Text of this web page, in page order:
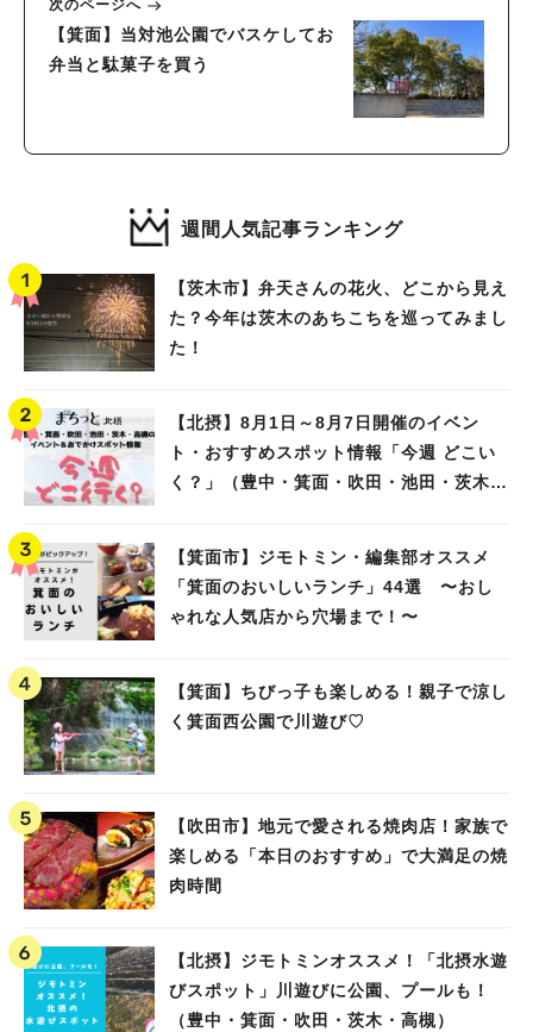
次のページへ
【箕面】当対池公園でバスケしてお
弁当と駄菓子を買う
週間人気記事ランキング
【茨木市】弁天さんの花火、どこから見え
た？今年は茨木のあちこちを巡ってみまし
た！
【北摂】8月1日～8月7日開催のイベン
ト・おすすめスポット情報「今週 どこい
く？」（豊中・箕面・吹田・池田・茨木・
【箕面市】ジモトミン・編集部オススメ
「箕面のおいしいランチ」44選 〜おし
ゃれな人気店から穴場まで！〜
【箕面】ちびっ子も楽しめる！親子で涼し
く箕面西公園で川遊び♡
【吹田市】地元で愛される焼肉店！家族で
楽しめる「本日のおすすめ」で大満足の焼
肉時間
【北摂】ジモトミンオススメ！「北摂水遊
びスポット」川遊びに公園、プールも！
（豊中・箕面・吹田・茨木・高槻）